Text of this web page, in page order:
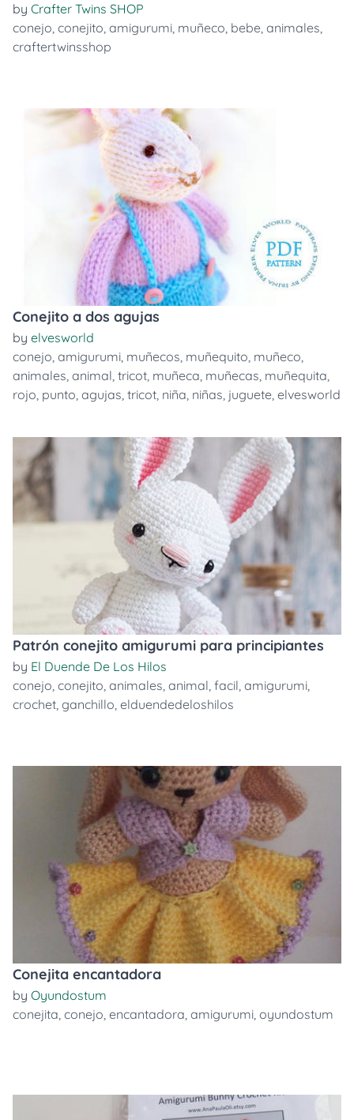
by Crafter Twins SHOP
conejo, conejito, amigurumi, muñeco, bebe, animales,
craftertwinsshop
Conejito a dos agujas
by elvesworld
conejo, amigurumi, muñecos, muñequito, muñeco,
animales, animal, tricot, muñeca, muñecas, muñequita,
rojo, punto, agujas, tricot, niña, niñas, juguete, elvesworld
Patrón conejito amigurumi para principiantes
by El Duende De Los Hilos
conejo, conejito, animales, animal, facil, amigurumi,
crochet, ganchillo, elduendedeloshilos
Conejita encantadora
by Oyundostum
conejita, conejo, encantadora, amigurumi, oyundostum